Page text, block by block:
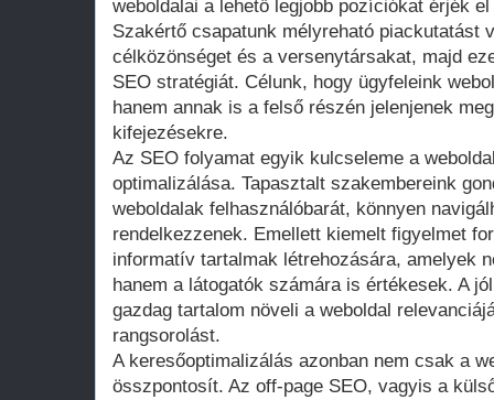
weboldalai a lehető legjobb pozíciókat érjék
Szakértő csapatunk mélyreható piackutatást
célközönséget és a versenytársakat, majd
SEO stratégiát. Célunk, hogy ügyfeleink
hanem annak is a felső részén jelenjenek
kifejezésekre.
Az SEO folyamat egyik kulcseleme a
optimalizálása. Tapasztalt szakembereink
weboldalak felhasználóbarát, könnyen
rendelkezzenek. Emellett kiemelt figyelmet
informatív tartalmak létrehozására, amelyek
hanem a látogatók számára is értékesek. A
gazdag tartalom növeli a weboldal
rangsorolást.
A keresőoptimalizálás azonban nem csak a
összpontosít. Az off-page SEO, vagyis a